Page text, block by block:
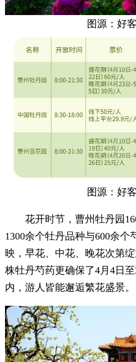
图源：好
图源：好
花开时节，曹州牡丹园
1300余个牡丹品种与600余个
映，早花、中花、晚花次第
株牡丹芍药更确保了4月4日
内，游人皆能邂逅繁花盛景。